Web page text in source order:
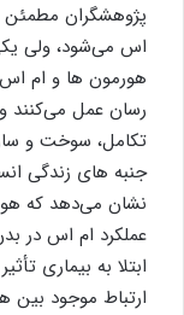
پژوهشگران مطمئن
اس می‌شود، ولی یکی
هورمون ها و ام
رسان عمل می‌کنند
تکامل، سوخت و
جنبه های زندگی
نشان می‌دهد که
عملکرد ام اس در
ابتلا به بیماری
ارتباط موجود